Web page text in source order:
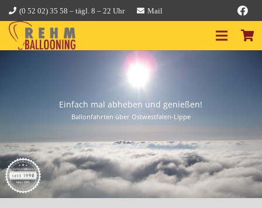
(0 52 02) 35 58 – tägl. 8 – 22 Uhr Mail
Ballonfahrten über Ostwestfalen-Lippe
Einfach mal abheben und genießen!